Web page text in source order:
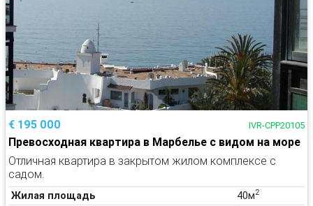
€ 195 000 IVR-CPP20105
Превосходная квартира в Марбелье с видом на море
Отличная квартира в закрытом жилом комплексе с
садом.
Жилая площадь 40м2